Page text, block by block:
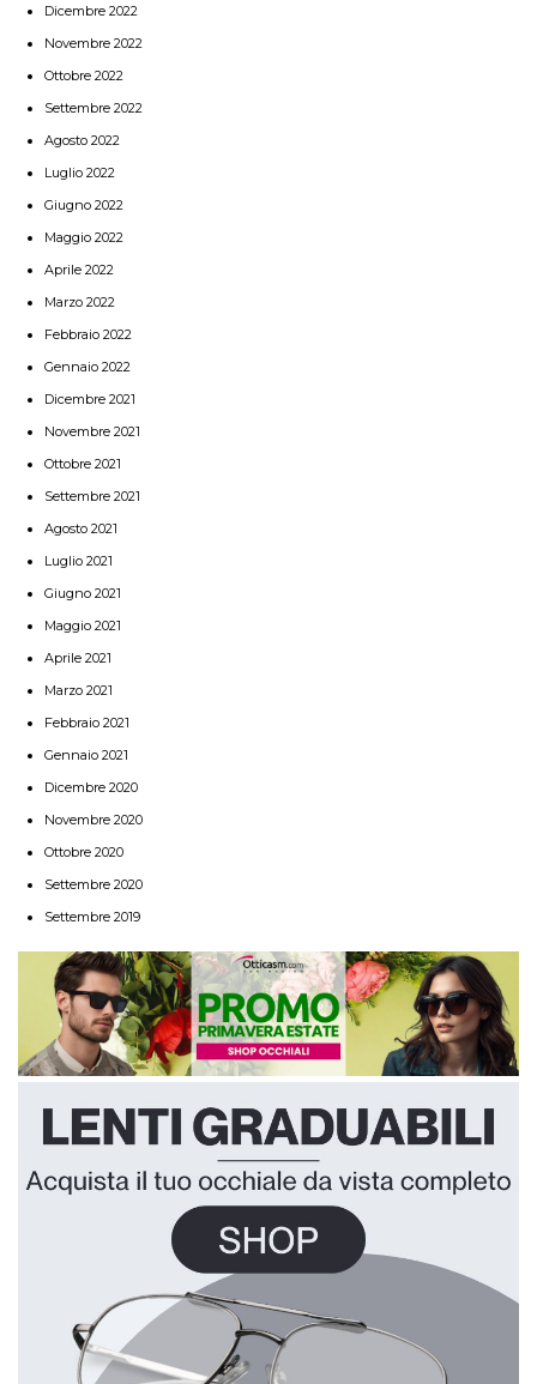
Dicembre 2022
Novembre 2022
Ottobre 2022
Settembre 2022
Agosto 2022
Luglio 2022
Giugno 2022
Maggio 2022
Aprile 2022
Marzo 2022
Febbraio 2022
Gennaio 2022
Dicembre 2021
Novembre 2021
Ottobre 2021
Settembre 2021
Agosto 2021
Luglio 2021
Giugno 2021
Maggio 2021
Aprile 2021
Marzo 2021
Febbraio 2021
Gennaio 2021
Dicembre 2020
Novembre 2020
Ottobre 2020
Settembre 2020
Settembre 2019